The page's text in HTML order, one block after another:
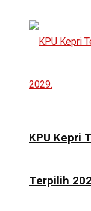
KPU Kepri
Terpilih